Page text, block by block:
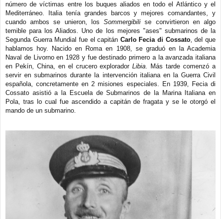
número de víctimas entre los buques aliados en todo el Atlántico y el
Mediterráneo. Italia tenía grandes barcos y mejores comandantes, y
cuando ambos se unieron, losSommergibili se convirtieron en algo
temible para los Aliados. Uno de los mejores "ases" submarinos de la
Segunda Guerra Mundial fue el capitán Carlo Fecia di Cossato, del que
hablamos hoy. Nacido en Roma en 1908, se graduó en la Academia
Naval de Livorno en 1928 y fue destinado primero a la avanzada italiana
en Pekín, China, en el crucero exploradorLibia. Más tarde comenzó a
servir en submarinos durante la intervención italiana en la Guerra Civil
española, concretamente en 2 misiones especiales. En 1939, Fecia di
Cossato asistió a la Escuela de Submarinos de la Marina Italiana en
Pola, tras lo cual fue ascendido a capitán de fragata y se le otorgó el
mando de un submarino.